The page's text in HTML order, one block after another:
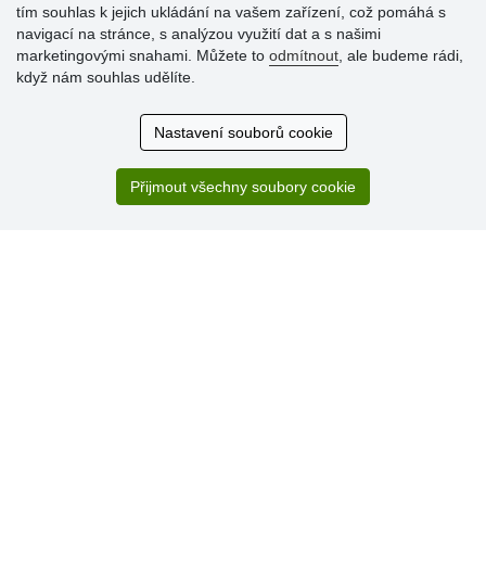
Hodnocení
zákazníků
tím souhlas k jejich ukládání na vašem zařízení, což pomáhá s
navigací na stránce, s analýzou využití dat a s našimi
marketingovými snahami. Můžete to odmítnout , ale budeme rádi,
když nám souhlas udělíte.
Nastavení souborů cookie
Přijmout všechny soubory cookie